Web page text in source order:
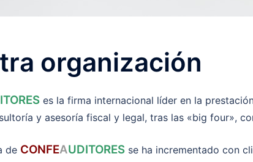
organización
es la firma internacional líder en la
y asesoría fiscal y legal, tras las «big four»,
de CONFEAUDITORES se ha incrementado con